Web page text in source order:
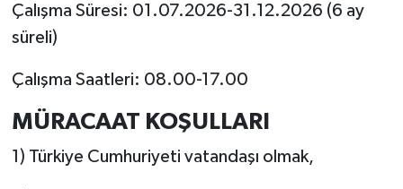
Çalışma Süresi: 01.07.2026-31.12.2026 (6 ay
süreli)
Çalışma Saatleri: 08.00-17.00
MÜRACAAT KOŞULLARI
1) Türkiye Cumhuriyeti vatandaşı olmak,